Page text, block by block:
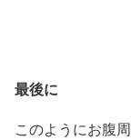
最後に
このようにお腹